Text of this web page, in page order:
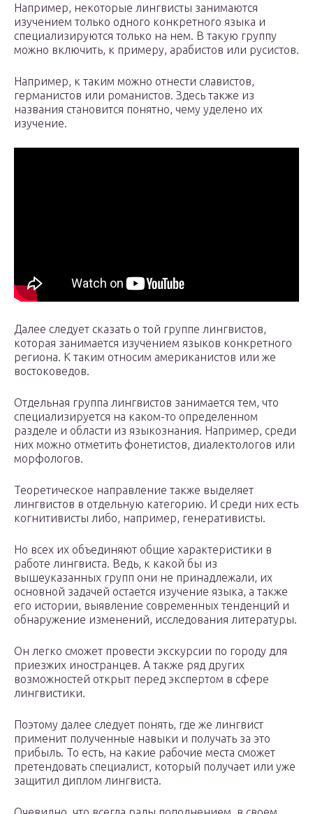
Например, некоторые лингвисты занимаются
изучением только одного конкретного языка и
специализируются только на нем. В такую группу
можно включить, к примеру, арабистов или русистов.
Например, к таким можно отнести славистов,
германистов или романистов. Здесь также из
названия становится понятно, чему уделено их
изучение.
Далее следует сказать о той группе лингвистов,
которая занимается изучением языков конкретного
региона. К таким относим американистов или же
востоковедов.
Отдельная группа лингвистов занимается тем, что
специализируется на каком-то определенном
разделе и области из языкознания. Например, среди
них можно отметить фонетистов, диалектологов или
морфологов.
Теоретическое направление также выделяет
лингвистов в отдельную категорию. И среди них есть
когнитивисты либо, например, генеративисты.
Но всех их объединяют общие характеристики в
работе лингвиста. Ведь, к какой бы из
вышеуказанных групп они не принадлежали, их
основной задачей остается изучение языка, а также
его истории, выявление современных тенденций и
обнаружение изменений, исследования литературы.
Он легко сможет провести экскурсии по городу для
приезжих иностранцев. А также ряд других
возможностей открыт перед экспертом в сфере
лингвистики.
Поэтому далее следует понять, где же лингвист
применит полученные навыки и получать за это
прибыль. То есть, на какие рабочие места сможет
претендовать специалист, который получает или уже
защитил диплом лингвиста.